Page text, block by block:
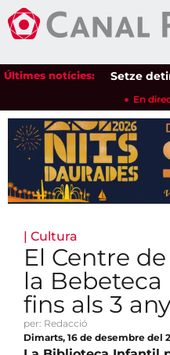
Últimes notícies:Setze
En
| Cultura
El Centre
la
fins als 3
per: Redacció
Dimarts, 16 de desembre del